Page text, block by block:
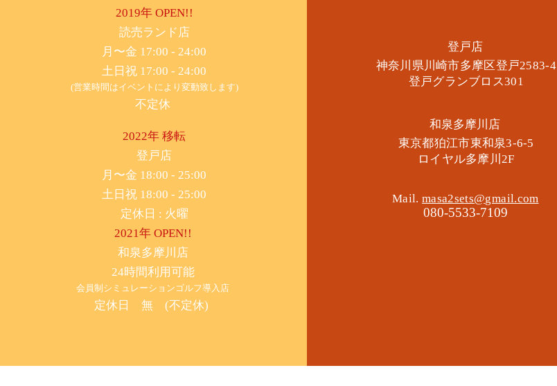
2019年 OPEN!!
​読売ランド店
月〜金 17:00 - 24:00
土日祝 17:00 - 24:00
(営業時間はイベントにより変動致します)
不定休
2022年 移転
​登戸店
月〜金 18:00 - 25:00
土日祝 18:00 - 25:00
​定休日 : 火曜
2021年 OPEN!!
​和泉多摩川店
24時間利用可能
​会員制シミュレーションゴルフ導入店
定休日 無 (不定休)
​登戸店
神奈川県川崎市多摩区​登戸2583-4
​登戸グランブロス301
​和泉多摩川店
東京都狛江市東和泉3-6-5
​ロイヤル多摩川2F
Mail.masa2sets@gmail.com
080-5533-7109